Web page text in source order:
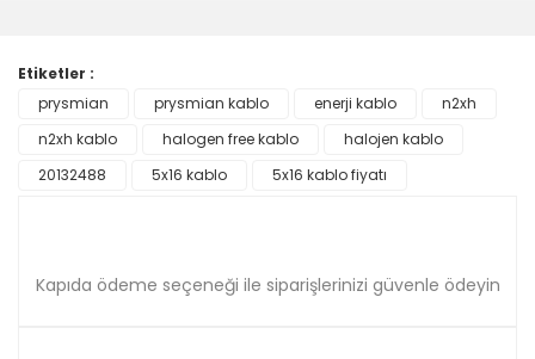
Ürün resmi kalitesiz, bozuk veya görüntülenemiyor.
Ürün açıklamasında eksik bilgiler bulunuyor.
Ürün bilgilerinde hatalar bulunuyor.
Etiketler :
prysmian
prysmian kablo enerji kablo
n2xh
n2xh kablo
halogen free kablo
halojen kablo
20132488
5x16 kablo 5x16 kablo fiyatı
Kapıda ödeme seçeneği ile siparişlerinizi güvenle ödeyin